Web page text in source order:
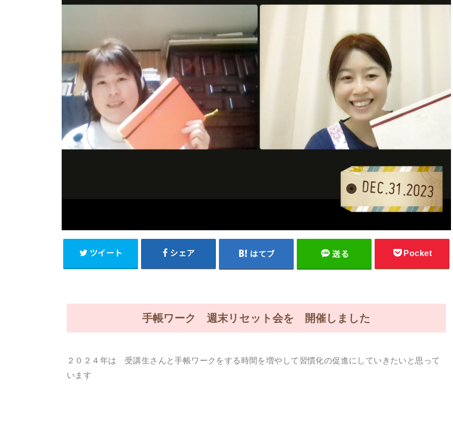
ツイート シェア はてブ 送る Pocket
手帳ワーク 週末リセット会を 開催しました
２０２４年は 受講生さんと手帳ワークをする時間を増やして習慣化の促進にしていきたいと思って
います